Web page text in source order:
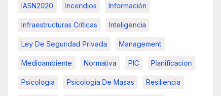
IASN2020 Incendios Información
Infraestructuras Críticas Inteligencia
Ley De Seguridad Privada Management
Medioambiente Normativa PIC Planificacion
Psicologia Psicología De Masas Resiliencia